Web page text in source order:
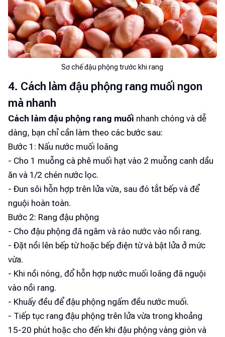
Sơ chế đậu phộng trước khi rang
4. Cách làm đậu phộng rang muối ngon
mà nhanh
Cách làm đậu phộng rang muối nhanh chóng và dễ
dàng, bạn chỉ cần làm theo các bước sau:
Bước 1: Nấu nước muối loãng
- Cho 1 muỗng cà phê muối hạt vào 2 muỗng canh dầu
ăn và 1/2 chén nước lọc.
- Đun sôi hỗn hợp trên lửa vừa, sau đó tắt bếp và để
nguội hoàn toàn.
Bước 2: Rang đậu phộng
- Cho đậu phộng đã ngâm và ráo nước vào nồi rang.
- Đặt nồi lên bếp từ hoặc bếp điện từ và bật lửa ở mức
vừa.
- Khi nồi nóng, đổ hỗn hợp nước muối loãng đã nguội
vào nồi rang.
- Khuấy đều để đậu phộng ngấm đều nước muối.
- Tiếp tục rang đậu phộng trên lửa vừa trong khoảng
15-20 phút hoặc cho đến khi đậu phộng vàng giòn và